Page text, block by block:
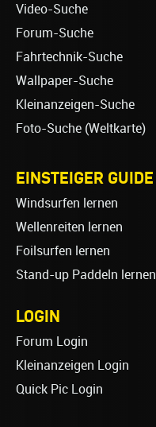
Video-Suche
Forum-Suche
Fahrtechnik-Suche
Wallpaper-Suche
Kleinanzeigen-Suche
Foto-Suche (Weltkarte)
EINSTEIGER GUIDE
Windsurfen lernen
Wellenreiten lernen
Foilsurfen lernen
Stand-up Paddeln lernen
LOGIN
Forum Login
Kleinanzeigen Login
Quick Pic Login